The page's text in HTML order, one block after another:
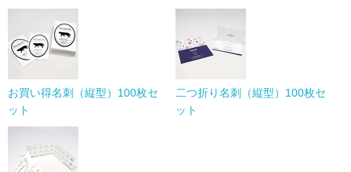
お買い得名刺（縦型）100枚セ
ット
二つ折り名刺（縦型）100枚セ
ット